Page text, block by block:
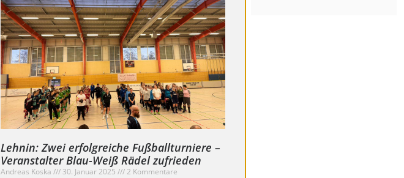
Lehnin: Zwei erfolgreiche Fußballturniere –
Veranstalter Blau-Weiß Rädel zufrieden
Andreas Koska 30. Januar 2025
2 Kommentare